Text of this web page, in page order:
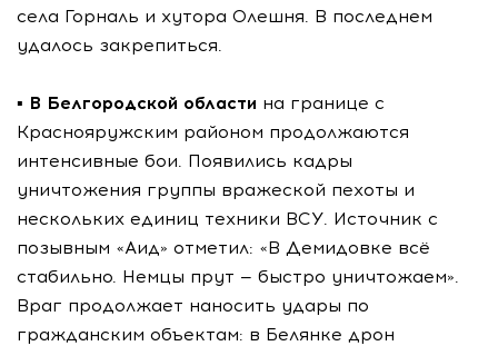
села Горналь и хутора Олешня. В последнем
удалось закрепиться.
▪️ В Белгородской области на границе с
Краснояружским районом продолжаются
интенсивные бои. Появились кадры
уничтожения группы вражеской пехоты и
нескольких единиц техники ВСУ. Источник с
позывным «Аид» отметил: «В Демидовке всё
стабильно. Немцы прут — быстро уничтожаем».
Враг продолжает наносить удары по
гражданским объектам: в Белянке дрон